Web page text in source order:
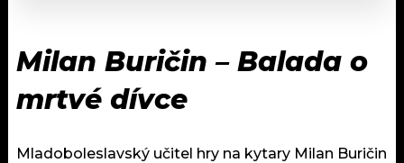
Milan Buričin – Balada o
mrtvé dívce
Mladoboleslavský učitel hry na kytary Milan Buričin